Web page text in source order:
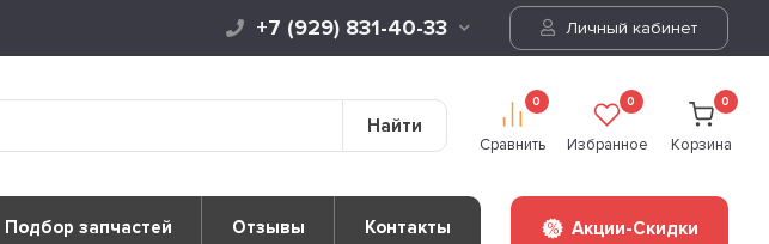
+7 (929) 831-40-33 Личный кабинет
Найти
0
Сравнить
0
Избранное
0
Корзина
Подбор запчастей Отзывы Контакты Акции-Скидки